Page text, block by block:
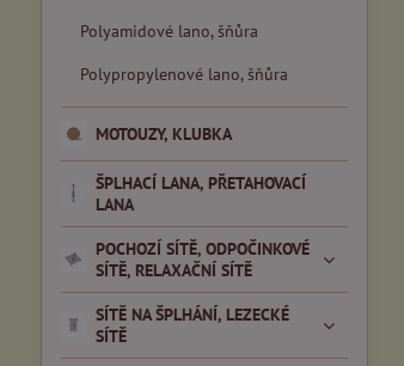
Polyamidové lano, šňůra
Polypropylenové lano, šňůra
MOTOUZY, KLUBKA
ŠPLHACÍ LANA, PŘETAHOVACÍ
LANA
POCHOZÍ SÍTĚ, ODPOČINKOVÉ
SÍTĚ, RELAXAČNÍ SÍTĚ
SÍTĚ NA ŠPLHÁNÍ, LEZECKÉ
SÍTĚ